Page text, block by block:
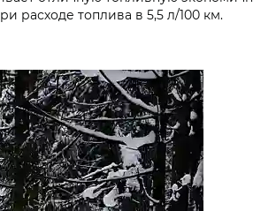
расходе топлива в 5,5 л/100 км.